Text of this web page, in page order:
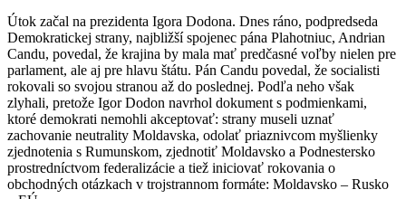
Útok začal na prezidenta Igora Dodona. Dnes ráno, podpredseda
Demokratickej strany, najbližší spojenec pána Plahotniuc, Andrian
Candu, povedal, že krajina by mala mať predčasné voľby nielen pre
parlament, ale aj pre hlavu štátu. Pán Candu povedal, že socialisti
rokovali so svojou stranou až do poslednej. Podľa neho však
zlyhali, pretože Igor Dodon navrhol dokument s podmienkami,
ktoré demokrati nemohli akceptovať: strany museli uznať
zachovanie neutrality Moldavska, odolať priaznivcom myšlienky
zjednotenia s Rumunskom, zjednotiť Moldavsko a Podnestersko
prostredníctvom federalizácie a tiež iniciovať rokovania o
obchodných otázkach v trojstrannom formáte: Moldavsko – Rusko